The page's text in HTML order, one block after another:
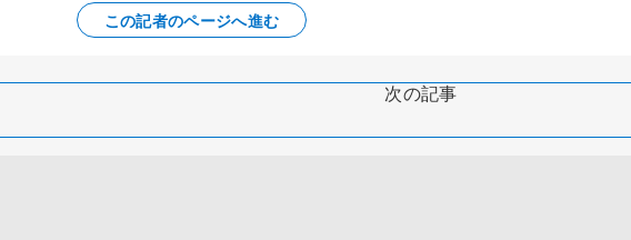
この記者のページへ進む
次の記事